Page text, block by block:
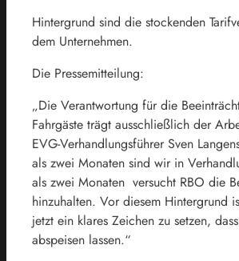
Hintergrund sind die stockenden
dem Unternehmen.
Die Pressemitteilung:
„Die Verantwortung für die
Fahrgäste trägt ausschließlich der
EVG-Verhandlungsführer Sven
als zwei Monaten sind wir in
als zwei Monaten versucht RBO die
hinzuhalten. Vor diesem Hintergrund
jetzt ein klares Zeichen zu setzen,
abspeisen lassen.“